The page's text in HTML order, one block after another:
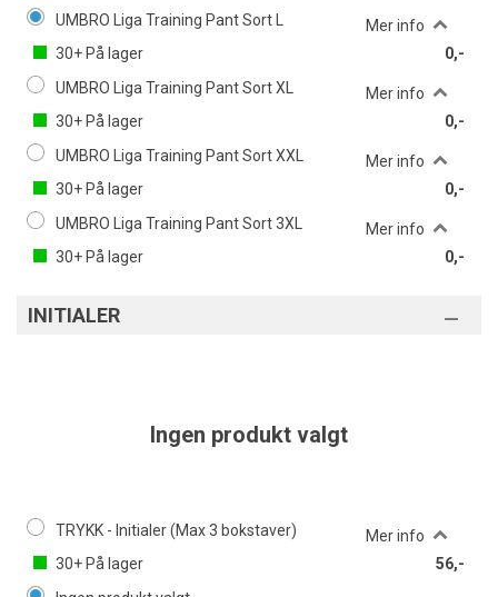
UMBRO Liga Training Pant Sort L
Mer info
30+ På lager
0,-
UMBRO Liga Training Pant Sort XL
Mer info
30+ På lager
0,-
UMBRO Liga Training Pant Sort XXL
Mer info
30+ På lager
0,-
UMBRO Liga Training Pant Sort 3XL
Mer info
30+ På lager 0,-
INITIALER
Ingen produkt valgt
TRYKK - Initialer (Max 3 bokstaver)
Mer info
30+ På lager
56,-